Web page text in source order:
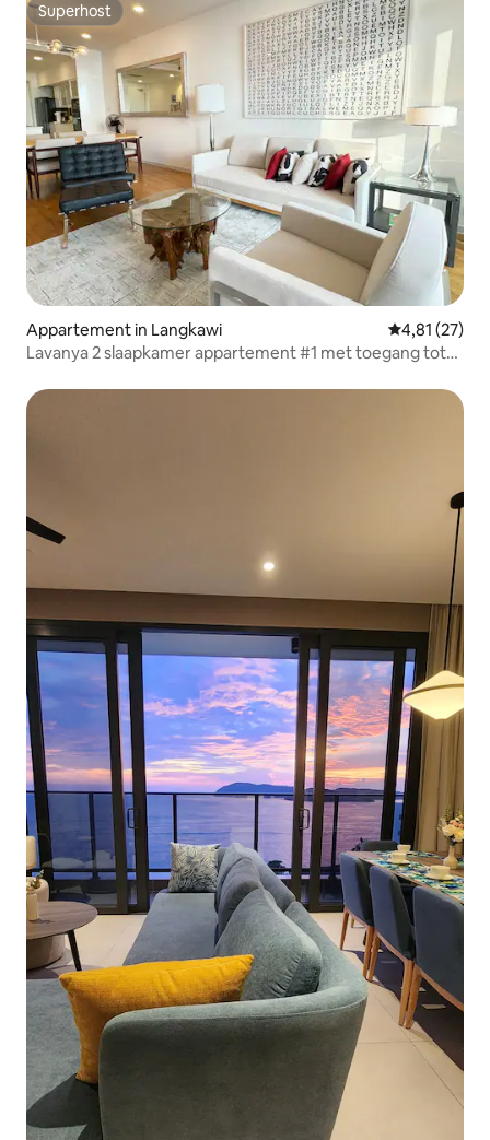
Superhost
Superhost
Appartement in Langkawi Gemiddelde
4,81 (27)
Lavanya 2 slaapkamer appartement #1 met toegang tot